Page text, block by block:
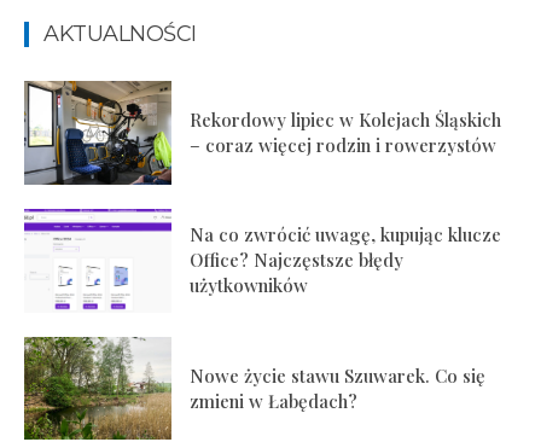
AKTUALNOŚCI
Rekordowy lipiec w Kolejach Śląskich
– coraz więcej rodzin i rowerzystów
Na co zwrócić uwagę, kupując klucze
Office? Najczęstsze błędy
użytkowników
Nowe życie stawu Szuwarek. Co się
zmieni w Łabędach?